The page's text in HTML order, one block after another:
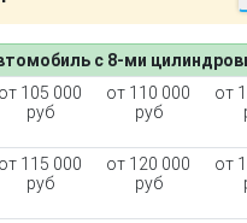
с 8-ми
от 105 000
руб
от 110 000
руб
от
от 115 000
руб
от 120 000
руб
от